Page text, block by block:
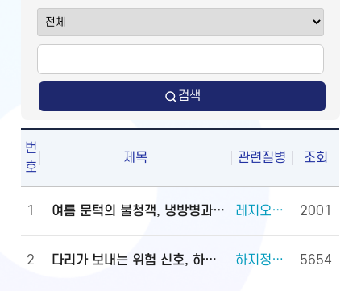
검색
번
호
제목 관련질병 조회
1 여름 문턱의 불청객, 냉방병과 기립저혈압 관리법 레지오넬라증 외 2건 2001
2 다리가 보내는 위험 신호, 하지정맥류 하지정맥류 외 3건 5654